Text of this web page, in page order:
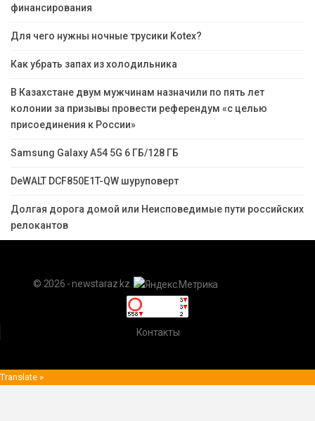
финансирования
Для чего нужны ночные трусики Kotex?
Как убрать запах из холодильника
В Казахстане двум мужчинам назначили по пять лет
колонии за призывы провести референдум «с целью
присоединения к России»
Samsung Galaxy A54 5G 6 ГБ/128 ГБ
DeWALT DCF850E1T-QW шуруповерт
Долгая дорога домой или Неисповедимые пути российских
релокантов
© 2026 - newstaraz.kz.
Контакты
Translate »